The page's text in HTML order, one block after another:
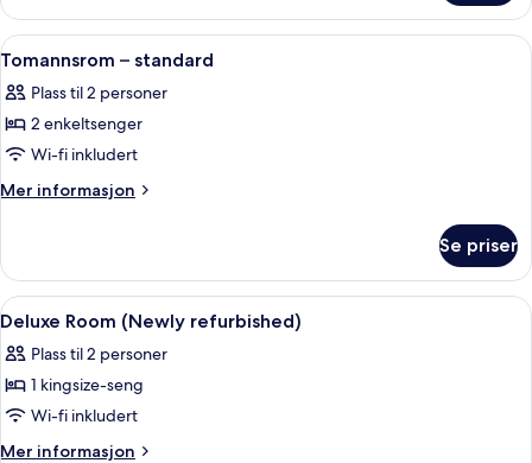
–
standard
Åpne
alle
bildene
av
Tomannsrom
–
Tomannsrom – standard |
5
Tomannsrom – standard
Plass til 2 personer
2 enkeltsenger
Wi-fi inkludert
Mer informasjon
Mer
–
standard
Se priser
Åpne
alle
bildene
av
Deluxe
Room
Deluxe Room (Newly refurbished) |
8
Deluxe Room (Newly refurbished)
Plass til 2 personer
1 kingsize-seng
Wi-fi inkludert
Mer informasjon
Mer